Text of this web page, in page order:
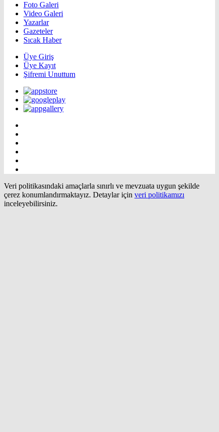
Foto Galeri
Video Galeri
Yazarlar
Gazeteler
Sıcak Haber
Üye Giriş
Üye Kayıt
Şifremi Unuttum
Veri politikasındaki amaçlarla sınırlı ve mevzuata uygun şekilde
çerez konumlandırmaktayız. Detaylar için veri politikamızı
inceleyebilirsiniz.